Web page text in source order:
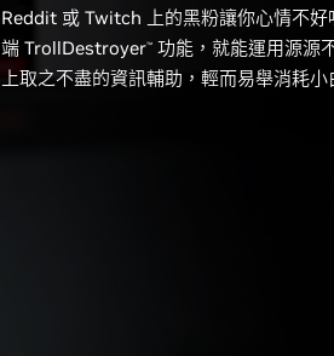
Reddit 或 Twitch 上的黑粉讓你心情不好
端 TrollDestroyer™ 功能，就能運用源源
上取之不盡的資訊輔助，輕而易舉消耗小